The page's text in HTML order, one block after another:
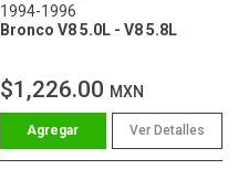
1994-1996
Bronco V8 5.0L - V8 5.8L
$1,226.00 MXN
Ver Detalles